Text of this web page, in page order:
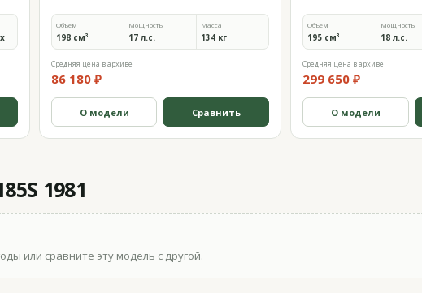
Объём
198 см³
Мощность
17 л.с.
Масса
134 кг
Средняя цена в архиве
86 180 ₽
О модели Сравнить
Объём
195 см³
Мощность
18 л.с.
Средняя цена в архиве
299 650 ₽
О модели
1981
или сравните эту модель с другой.